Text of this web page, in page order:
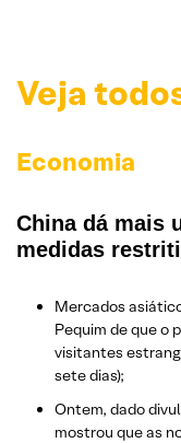
Veja
Economia
China dá mais
medidas
Mercados
Pequim de que o
visitantes
sete dias);
Ontem, dado
mostrou que as